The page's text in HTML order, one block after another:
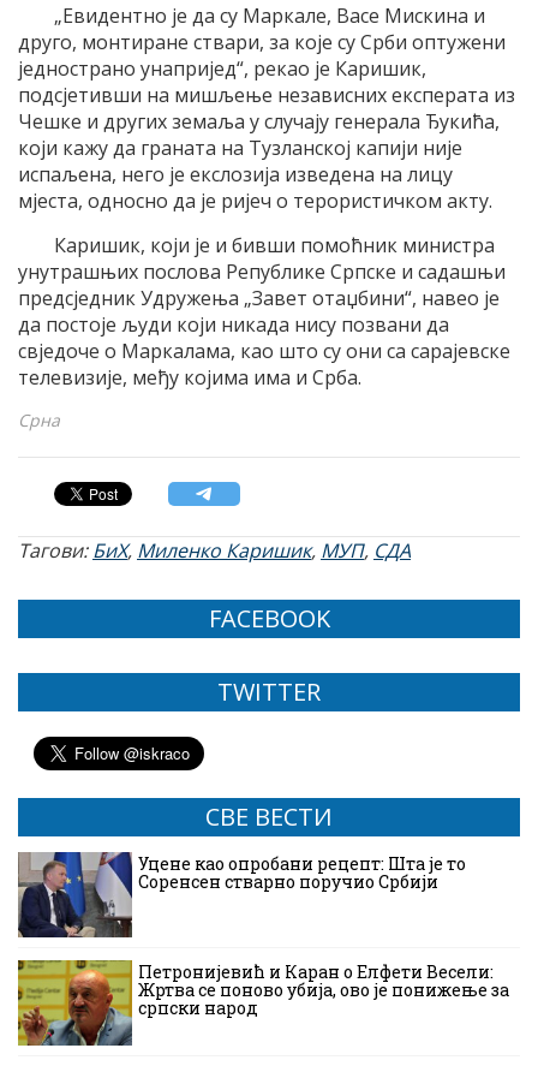
„Евидентно је да су Маркале, Васе Мискина и
друго, монтиране ствари, за које су Срби оптужени
једнострано унапријед“, рекао је Каришик,
подсјетивши на мишљење независних експерата из
Чешке и других земаља у случају генерала Ђукића,
који кажу да граната на Тузланској капији није
испаљена, него је екслозија изведена на лицу
мјеста, односно да је ријеч о терористичком акту.
Каришик, који је и бивши помоћник министра
унутрашњих послова Републике Српске и садашњи
предсједник Удружења „Завет отаџбини“, навео је
да постоје људи који никада нису позвани да
свједоче о Маркалама, као што су они са сарајевске
телевизије, међу којима има и Срба.
Срна
Тагови:БиХ, Миленко Каришик, МУП, СДА
FACEBOOK
TWITTER
СВЕ ВЕСТИ
Уцене као опробани рецепт: Шта је то
Соренсен стварно поручио Србији
Петронијевић и Каран о Елфети Весели:
Жртва се поново убија, ово је понижење за
српски народ